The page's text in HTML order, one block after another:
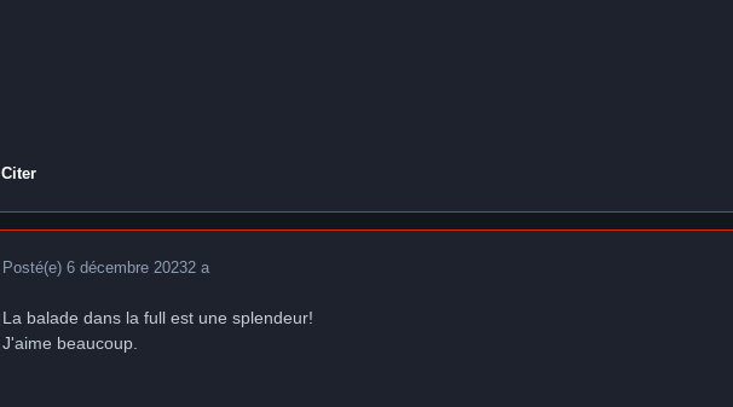
Citer
Posté(e) 6 décembre 20232 a
La balade dans la full est une splendeur!
J'aime beaucoup.